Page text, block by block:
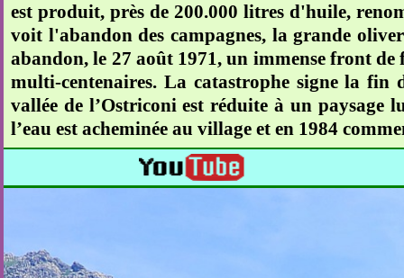
est produit, près de 200.000 litres d'huile,
voit l'abandon des campagnes, la grande
abandon, le 27 août 1971, un immense front
multi-centenaires. La catastrophe signe la
vallée de l’Ostriconi est réduite à un paysage
l’eau est acheminée au village et en 1984